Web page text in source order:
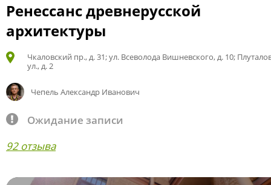
Ренессанс древнерусской
архитектуры
Чкаловский пр., д. 31; ул. Всеволода Вишневского, д. 10;
ул., д. 2
Чепель Александр Иванович
Ожидание записи
92 отзыва